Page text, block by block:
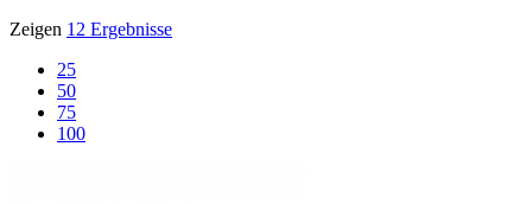
Zeigen 12 Ergebnisse
25
50
75
100